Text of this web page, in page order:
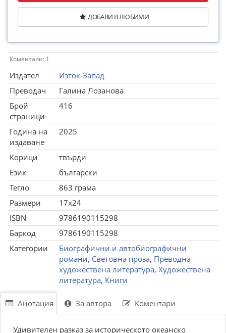
ДОБАВИ В ЛЮБИМИ
Коментари: 1
Издател
Изток-Запад
Преводач
Галина Лозанова
Брой
страници
416
Година на
издаване
2025
Корици
твърди
Език
български
Тегло
863 грама
Размери
17x24
ISBN
9786190115298
Баркод
9786190115298
Категории
Биографични и автобиографични
романи, Световна проза, Преводна
художествена литература, Художествена
литература, Книги
Анотация За автора Коментари
Удивителен разказ за историческото океанско